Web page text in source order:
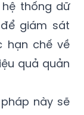
đô thị bằng
thống dữ
giám sát
chế về
quả quản